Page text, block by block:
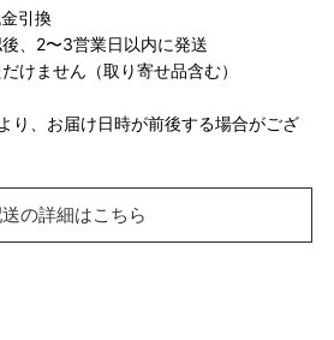
引換
、2〜3営業日以内に発送
けません（取り寄せ品含む）
り、お届け日時が前後する場合がござ
の詳細はこちら